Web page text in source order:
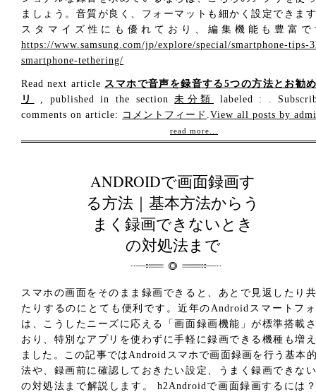
ましょう。音質が良く、フォーマットも細かく設定できま
スタマイズ性にも優れており、編集機能も豊富で
https://www.samsung.com/jp/explore/special/smartphone-tips-
smartphone-tethering/
Read next article スマホで音声を録音する5つの方法とお勧
リ
, published in the section未分類
labeled : .
comments on article: コメントフィード .View all posts by
read more...
ANDROIDで画面録画す
る方法｜基本方法からう
まく録画できないとき
の対処法まで
スマホの画面をそのまま録画できると、あとで見返したり
たりするのにとても便利です。近年のAndroidスマートフ
は、こうしたニーズに応える「画面録画機能」が標準搭載
おり、特別なアプリを使わずに手軽に録画できる機種も増
ました。この記事ではAndroidスマホで画面録画を行う基本
法や、録画前に確認しておきたい設定、うまく録画できな
の対処法まで解説します。 h2Androidで画面録画するには